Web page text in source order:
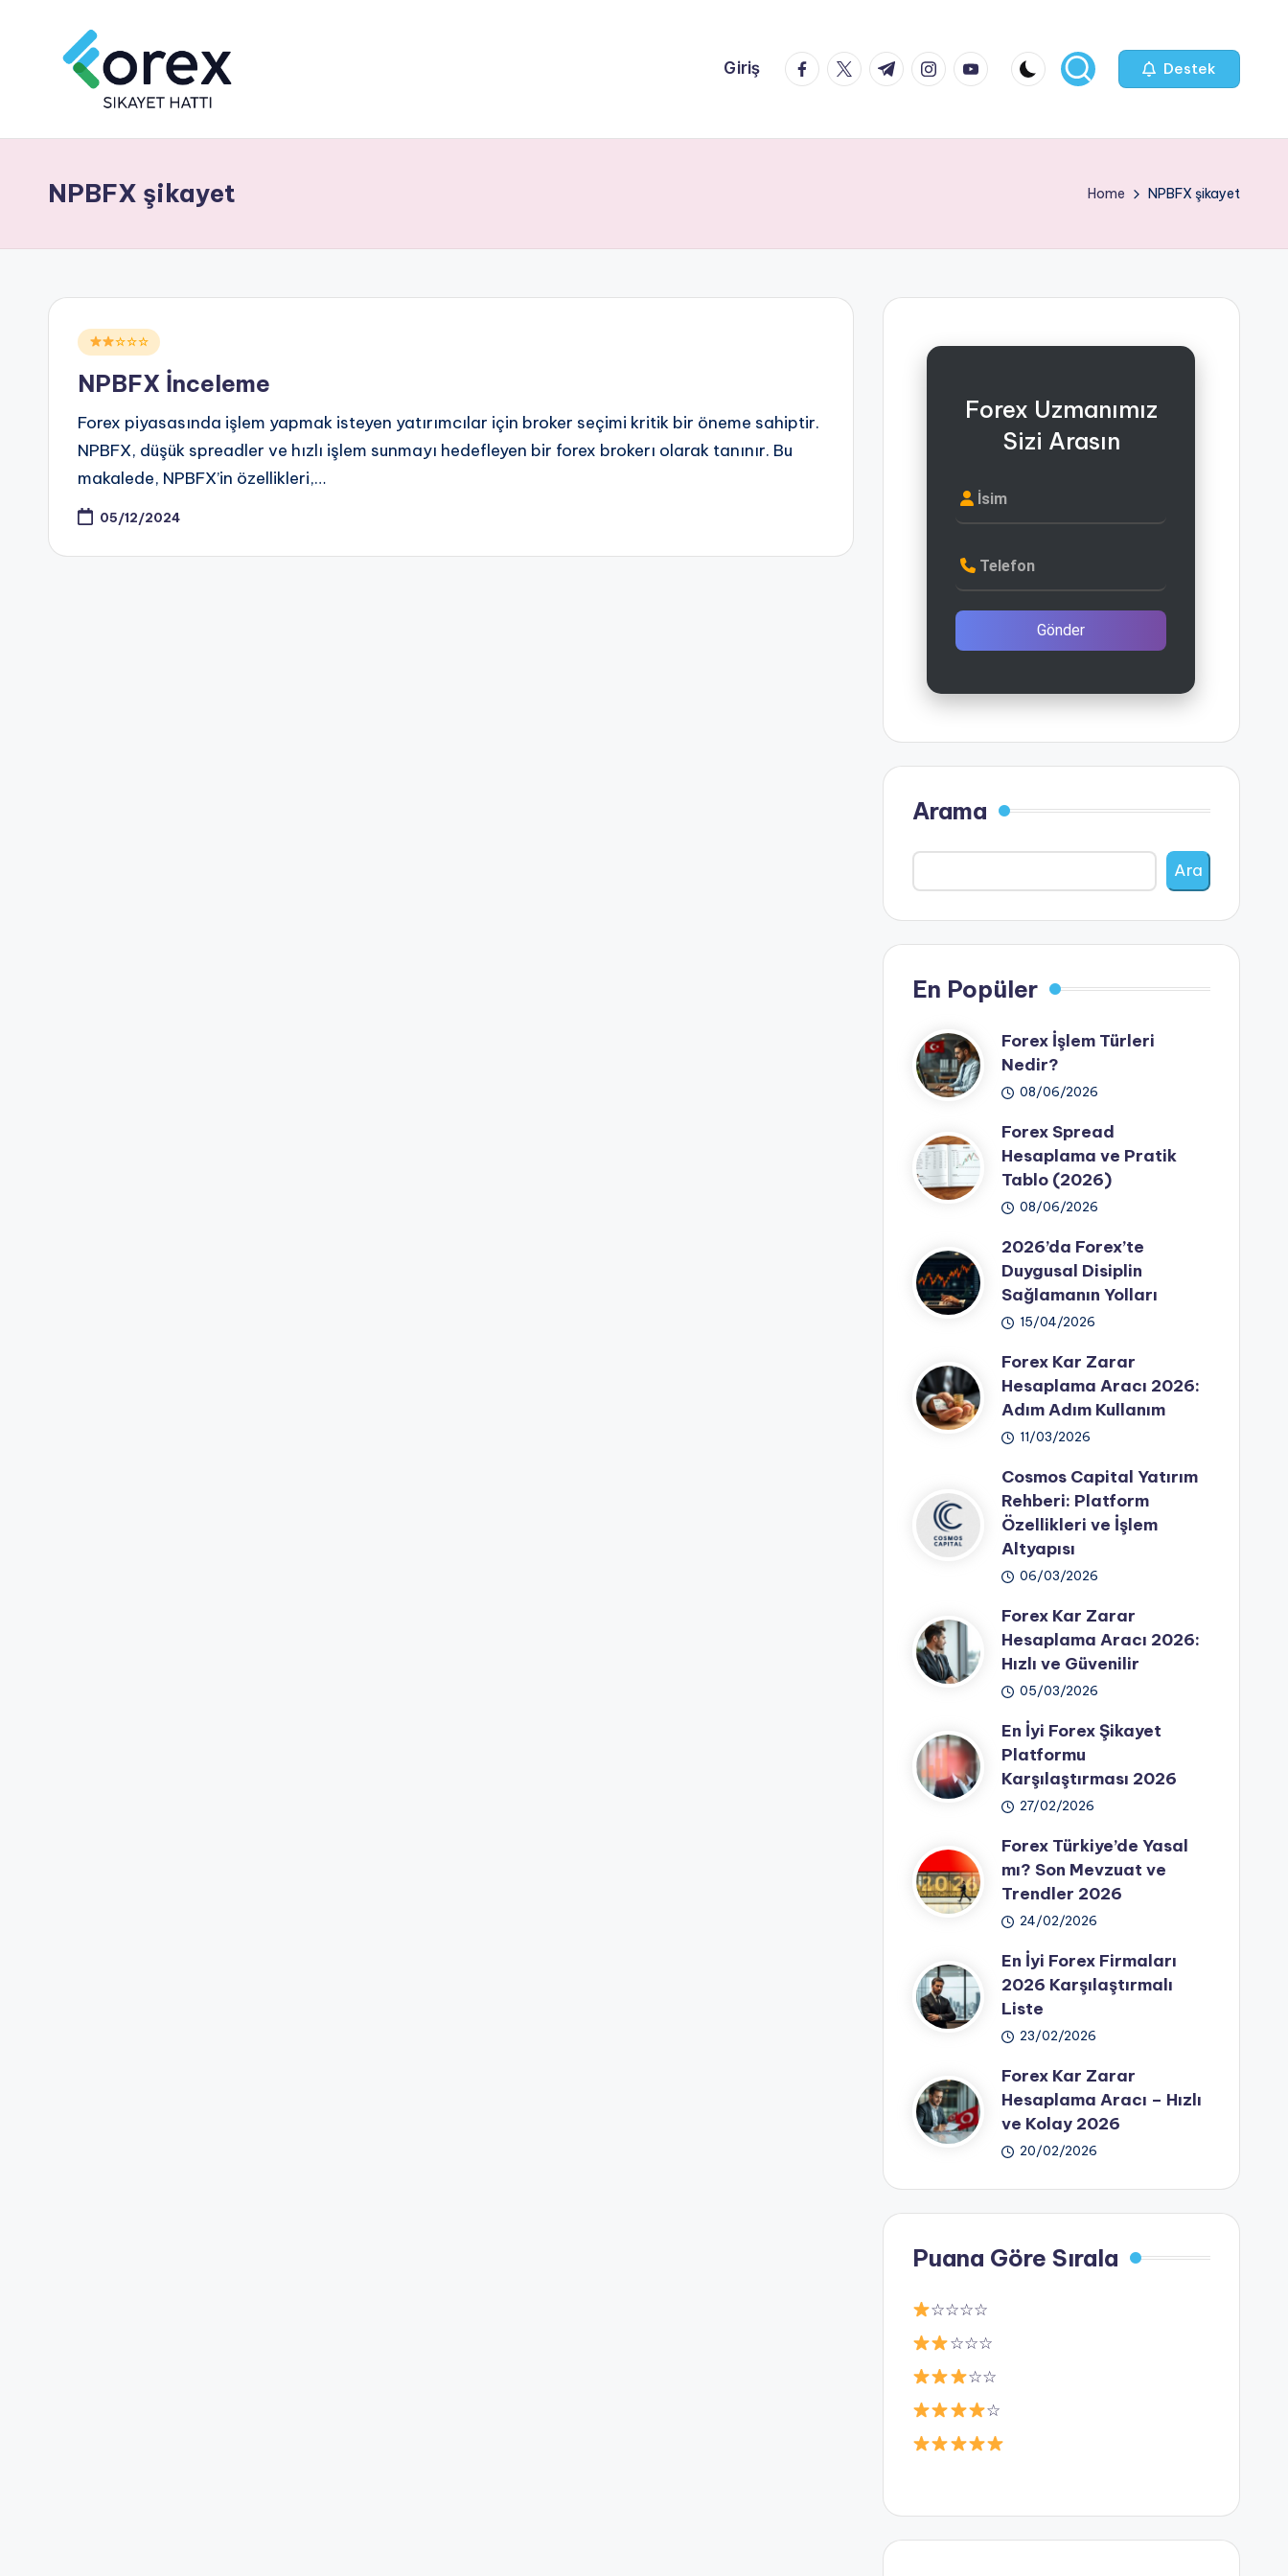
Giriş facebook.com
twitter.com
t.me instagram.com
youtube.com Destek
NPBFX şikayet Home NPBFX şikayet
Posted☆☆☆
NPBFX İnceleme
Forex piyasasında işlem yapmak isteyen yatırımcılar için broker seçimi kritik bir öneme sahiptir.
NPBFX, düşük spreadler ve hızlı işlem sunmayı hedefleyen bir forex brokerı olarak tanınır. Bu
makalede, NPBFX’in özellikleri,…
05/12/2024
Forex Uzmanımız
Sizi Arasın
İsim
Telefon
Gönder
Arama
Ara
En Popüler
Forex İşlem Türleri
Nedir?
08/06/2026
Forex Spread
Hesaplama ve Pratik
Tablo (2026)
08/06/2026
2026’da Forex’te
Duygusal Disiplin
Sağlamanın Yolları
15/04/2026
Forex Kar Zarar
Hesaplama Aracı 2026:
Adım Adım Kullanım
11/03/2026
Cosmos Capital Yatırım
Rehberi: Platform
Özellikleri ve İşlem
Altyapısı
06/03/2026
Forex Kar Zarar
Hesaplama Aracı 2026:
Hızlı ve Güvenilir
05/03/2026
En İyi Forex Şikayet
Platformu
Karşılaştırması 2026
27/02/2026
Forex Türkiye’de Yasal
mı? Son Mevzuat ve
Trendler 2026
24/02/2026
En İyi Forex Firmaları
2026 Karşılaştırmalı
Liste
23/02/2026
Forex Kar Zarar
Hesaplama Aracı – Hızlı
ve Kolay 2026
20/02/2026
Puana Göre Sırala
☆☆☆☆
☆☆☆
☆☆
☆